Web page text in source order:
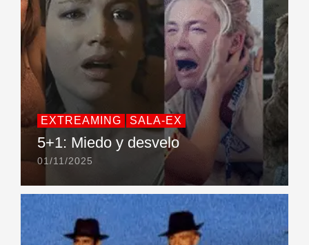
EXTREAMING SALA-EX
5+1: Miedo y desvelo
01/11/2025